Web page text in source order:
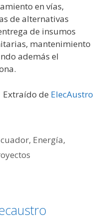
en vías,
de alternativas
de insumos
mantenimiento
además el
Extraído de ElecAustro
, Energía,